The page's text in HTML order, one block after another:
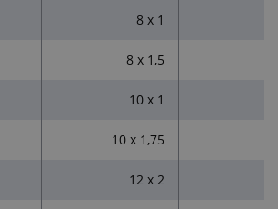
8 x 1
8 x 1,5
10 x 1
10 x 1,75
12 x 2